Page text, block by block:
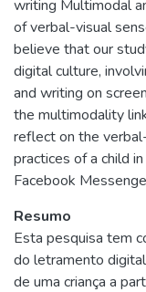
writing Multimodal
of verbal-visual
believe that our
digital culture,
and writing on
the multimodality
reflect on the
practices of a child
Facebook
Resumo
Esta pesquisa tem
do letramento
de uma criança a